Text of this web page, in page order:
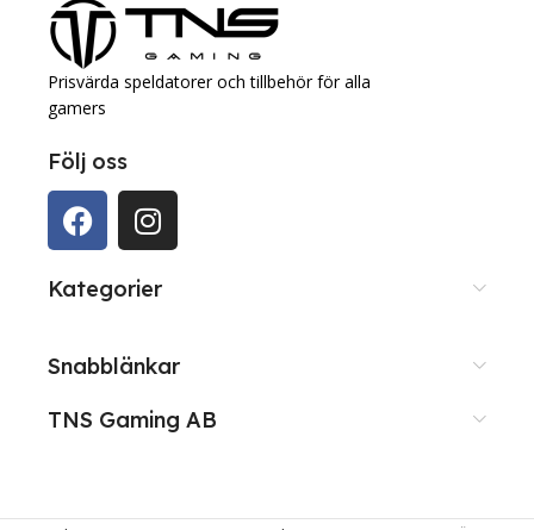
Prisvärda speldatorer och tillbehör för alla
gamers
Följ oss
Kategorier
Snabblänkar
TNS Gaming AB